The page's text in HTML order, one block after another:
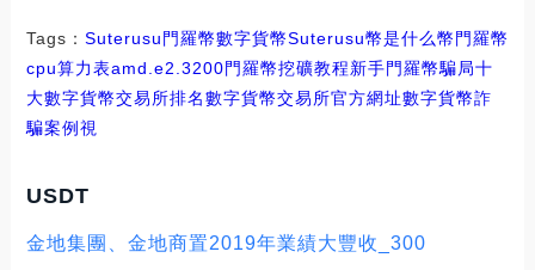
Tags： Suterusu門羅幣數字貨幣Suterusu幣是什么幣門羅幣
cpu算力表amd.e2.3200門羅幣挖礦教程新手門羅幣騙局十
大數字貨幣交易所排名數字貨幣交易所官方網址數字貨幣詐
騙案例視
USDT
金地集團、金地商置2019年業績大豐收_300